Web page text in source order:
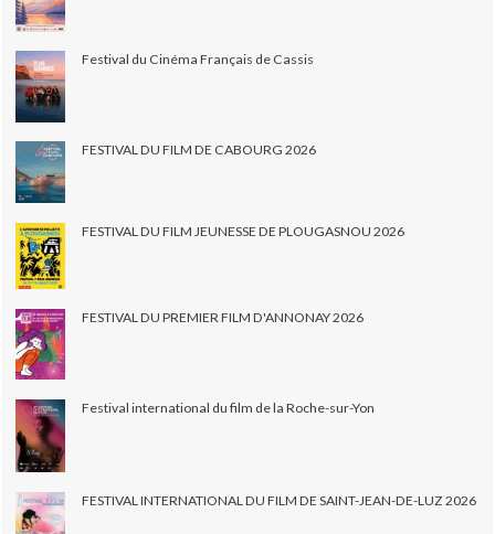
Festival du Cinéma Français de Cassis
FESTIVAL DU FILM DE CABOURG 2026
FESTIVAL DU FILM JEUNESSE DE PLOUGASNOU 2026
FESTIVAL DU PREMIER FILM D'ANNONAY 2026
Festival international du film de la Roche-sur-Yon
FESTIVAL INTERNATIONAL DU FILM DE SAINT-JEAN-DE-LUZ 2026